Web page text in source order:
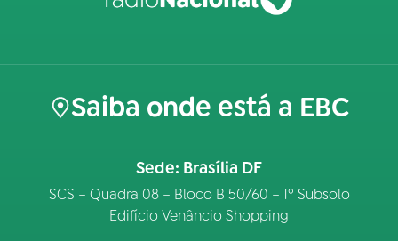
Saiba onde está a EBC
Sede: Brasília DF
SCS – Quadra 08 – Bloco B 50/60 – 1º Subsolo
Edifício Venâncio Shopping